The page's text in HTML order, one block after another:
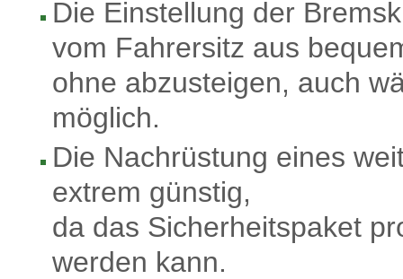
Die Einstellung der
vom Fahrersitz aus
ohne abzusteigen, auch
möglich.
Die Nachrüstung eines
extrem günstig,
da das Sicherheitspaket
werden kann.